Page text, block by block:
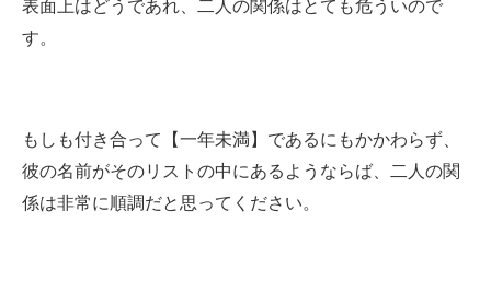
表面上はどうであれ、二人の関係はとても危ういので
す。
もしも付き合って【一年未満】であるにもかかわらず、
彼の名前がそのリストの中にあるようならば、二人の関
係は非常に順調だと思ってください。